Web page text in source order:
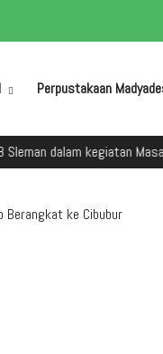
Perpustakaan
kegiatan Masa Ta'aruf
Berangkat ke Cibubur